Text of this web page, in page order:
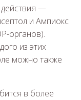
—
и Ампиокс
органов).
из этих
можно также
в более